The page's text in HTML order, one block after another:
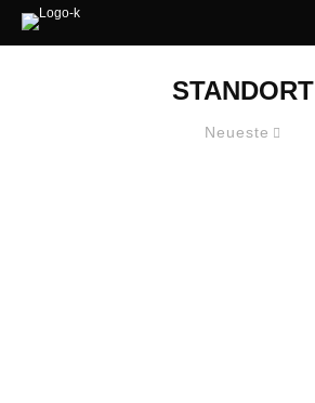
STANDORT
Neueste